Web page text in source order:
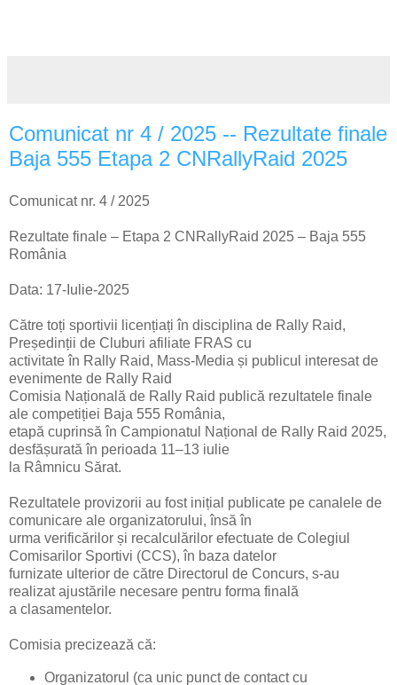
Comunicat nr 4 / 2025 -- Rezultate finale
Baja 555 Etapa 2 CNRallyRaid 2025
Comunicat nr. 4 / 2025
Rezultate finale – Etapa 2 CNRallyRaid 2025 – Baja 555
România
Data: 17-Iulie-2025
Către toți sportivii licențiați în disciplina de Rally Raid,
Președinții de Cluburi afiliate FRAS cu
activitate în Rally Raid, Mass-Media și publicul interesat de
evenimente de Rally Raid
Comisia Națională de Rally Raid publică rezultatele finale
ale competiției Baja 555 România,
etapă cuprinsă în Campionatul Național de Rally Raid 2025,
desfășurată în perioada 11–13 iulie
la Râmnicu Sărat.
Rezultatele provizorii au fost inițial publicate pe canalele de
comunicare ale organizatorului, însă în
urma verificărilor și recalculărilor efectuate de Colegiul
Comisarilor Sportivi (CCS), în baza datelor
furnizate ulterior de către Directorul de Concurs, s-au
realizat ajustările necesare pentru forma finală
a clasamentelor.
Comisia precizează că:
Organizatorul (ca unic punct de contact cu